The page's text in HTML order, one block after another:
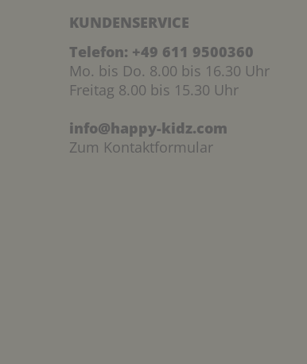
KUNDENSERVICE
Telefon: +49 611 9500360
Mo. bis Do. 8.00 bis 16.30 Uhr
Freitag 8.00 bis 15.30 Uhr
info@happy-kidz.com
Zum Kontaktformular